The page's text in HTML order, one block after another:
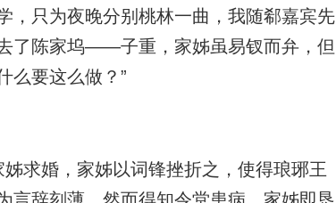
，只为夜晚分别桃林一曲，我随郗嘉宾先
了陈家坞——子重，家姊虽易钗而弁，但
么要这么做？”
求婚，家姊以词锋挫折之，使得琅琊王